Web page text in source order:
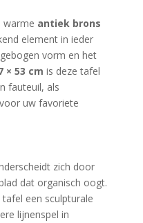
warme antiek brons
element in ieder
vorm en het
× 53 cm is deze tafel
fauteuil, als
uw favoriete
zich door
dat organisch oogt.
een sculpturale
lijnenspel in